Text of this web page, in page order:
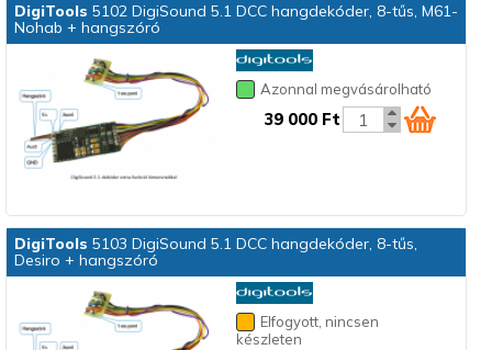
DigiTools 5102 DigiSound 5.1 DCC hangdekóder, 8-tűs, M61-
Nohab + hangszóró
Azonnal megvásárolható
39 000 Ft
DigiTools 5103 DigiSound 5.1 DCC hangdekóder, 8-tűs,
Desiro + hangszóró
Elfogyott, nincsen
készleten